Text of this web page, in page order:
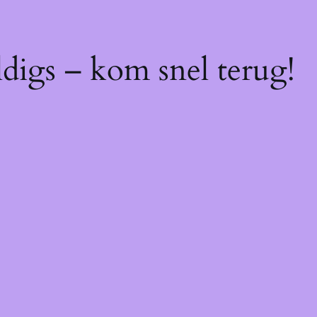
– kom snel terug!